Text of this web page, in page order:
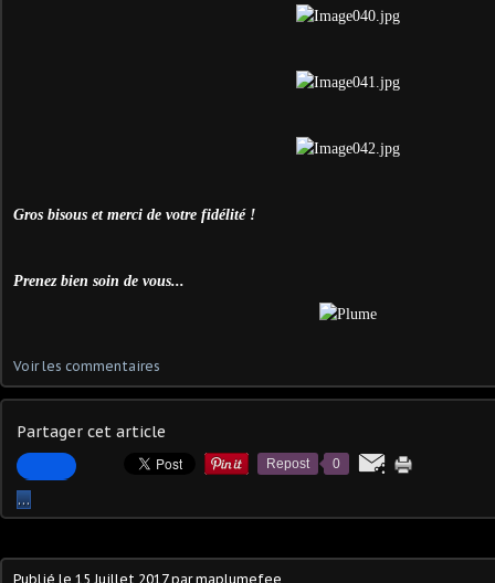
Gros bisous et merci de votre fidélité !
Prenez bien soin de vous...
Voir les commentaires
Partager cet article
Repost 0
…
Publié le 15 Juillet 2017par maplumefee